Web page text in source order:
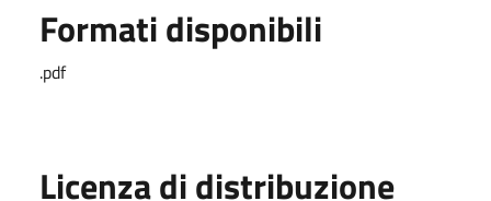
Formati disponibili
.pdf
Licenza di distribuzione